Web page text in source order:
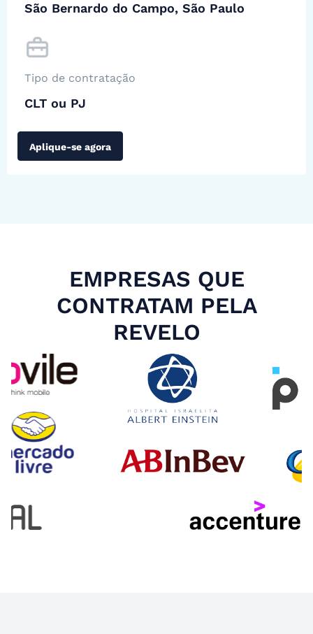
São Bernardo do Campo, São Paulo
Tipo de contratação
CLT ou PJ
Aplique-se agora
EMPRESAS QUE
CONTRATAM PELA
REVELO